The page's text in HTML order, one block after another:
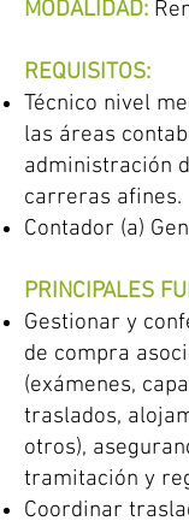
MODALIDAD:
REQUISITOS:
Técnico nivel
las áreas
administración
carreras afines.
Contador (a)
PRINCIPALES
Gestionar y
de compra
(exámenes,
traslados,
otros),
tramitación y
Coordinar